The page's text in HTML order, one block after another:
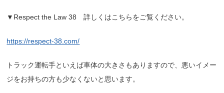
▼Respect the Law 38 詳しくはこちらをご覧ください。
https://respect-38.com/
トラック運転手といえば車体の大きさもありますので、悪いイメー
ジをお持ちの方も少なくないと思います。